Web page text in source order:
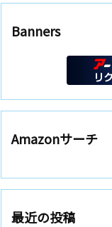
Banners
Amazonサーチ
最近の投稿